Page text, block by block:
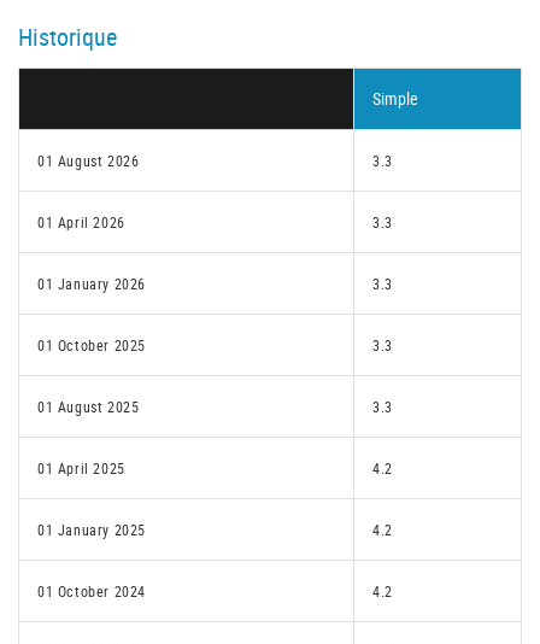
Historique
Simple
01 August 2026 3.3
01 April 2026 3.3
01 January 2026 3.3
01 October 2025 3.3
01 August 2025 3.3
01 April 2025 4.2
01 January 2025 4.2
01 October 2024 4.2